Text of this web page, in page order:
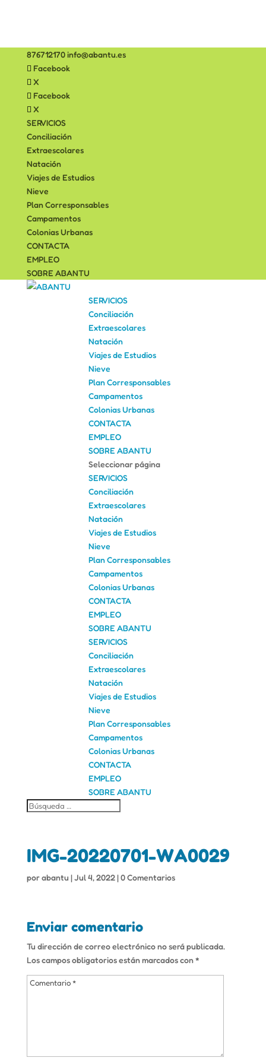
876712170info@abantu.es
Facebook
X
Facebook
X
SERVICIOS
Conciliación
Extraescolares
Natación
Viajes de Estudios
Nieve
Plan Corresponsables
Campamentos
Colonias Urbanas
CONTACTA
EMPLEO
SOBRE ABANTU
SERVICIOS
Conciliación
Extraescolares
Natación
Viajes de Estudios
Nieve
Plan Corresponsables
Campamentos
Colonias Urbanas
CONTACTA
EMPLEO
SOBRE ABANTU
Seleccionar página
SERVICIOS
Conciliación
Extraescolares
Natación
Viajes de Estudios
Nieve
Plan Corresponsables
Campamentos
Colonias Urbanas
CONTACTA
EMPLEO
SOBRE ABANTU
SERVICIOS
Conciliación
Extraescolares
Natación
Viajes de Estudios
Nieve
Plan Corresponsables
Campamentos
Colonias Urbanas
CONTACTA
EMPLEO
SOBRE ABANTU
IMG-20220701-WA0029
porabantu |Jul 4, 2022|0 Comentarios
Enviar comentario
Tu dirección de correo electrónico no será publicada.
Los campos obligatorios están marcados con*